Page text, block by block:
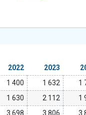
2022 2023
1 400 1 632 1
1 630 2 112 1
3 698 3 806 3